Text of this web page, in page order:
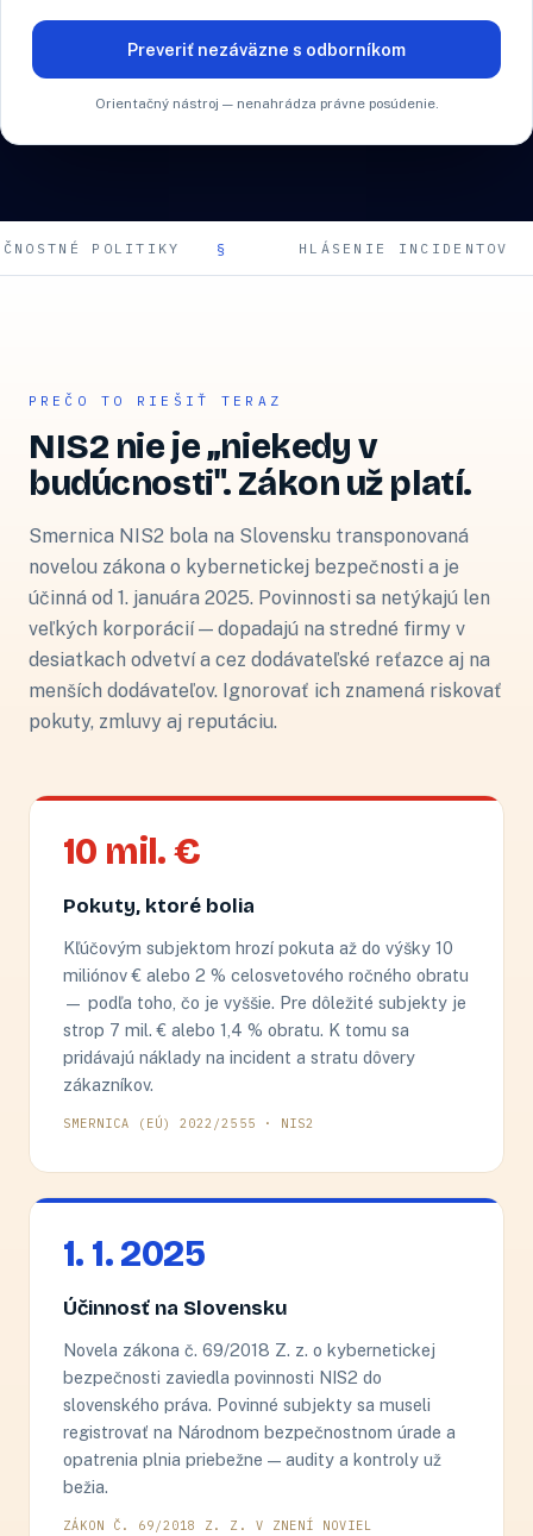
Preveriť nezáväzne s odborníkom
Orientačný nástroj — nenahrádza právne posúdenie.
HLÁSENIE INCIDENTOV
PREČO TO RIEŠIŤ TERAZ
NIS2 nie je „niekedy v
budúcnosti". Zákon už platí.
Smernica NIS2 bola na Slovensku transponovaná
novelou zákona o kybernetickej bezpečnosti a je
účinná od 1. januára 2025. Povinnosti sa netýkajú len
veľkých korporácií — dopadajú na stredné firmy v
desiatkach odvetví a cez dodávateľské reťazce aj na
menších dodávateľov. Ignorovať ich znamená riskovať
pokuty, zmluvy aj reputáciu.
10 mil. €
Pokuty, ktoré bolia
Kľúčovým subjektom hrozí pokuta až do výšky 10
miliónov € alebo 2 % celosvetového ročného obratu
— podľa toho, čo je vyššie. Pre dôležité subjekty je
strop 7 mil. € alebo 1,4 % obratu. K tomu sa
pridávajú náklady na incident a stratu dôvery
zákazníkov.
SMERNICA (EÚ) 2022/2555 · NIS2
1. 1. 2025
Účinnosť na Slovensku
Novela zákona č. 69/2018 Z. z. o kybernetickej
bezpečnosti zaviedla povinnosti NIS2 do
slovenského práva. Povinné subjekty sa museli
registrovať na Národnom bezpečnostnom úrade a
opatrenia plnia priebežne — audity a kontroly už
bežia.
ZÁKON Č. 69/2018 Z. Z. V ZNENÍ NOVIEL